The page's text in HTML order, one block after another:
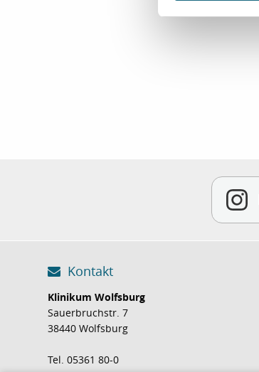
e
Kontakt
Klinikum Wolfsburg
Sauerbruchstr. 7
38440 Wolfsburg
Tel. 05361 80-0